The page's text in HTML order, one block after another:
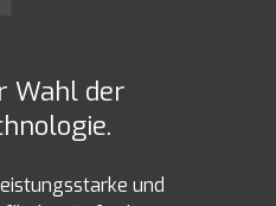
Wahl der
und